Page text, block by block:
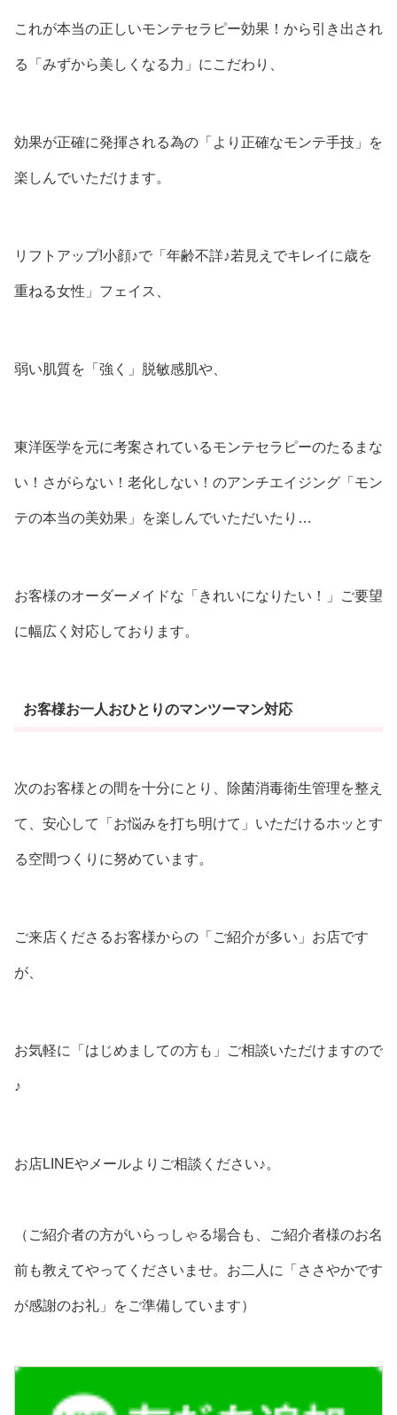
これが本当の正しいモンテセラピー効果！から引き出され
る「みずから美しくなる力」にこだわり、
効果が正確に発揮される為の「より正確なモンテ手技」を
楽しんでいただけます。
リフトアップ!小顔♪で「年齢不詳♪若見えでキレイに歳を
重ねる女性」フェイス、
弱い肌質を「強く」脱敏感肌や、
東洋医学を元に考案されているモンテセラピーのたるまな
い！さがらない！老化しない！のアンチエイジング「モン
テの本当の美効果」を楽しんでいただいたり…
お客様のオーダーメイドな「きれいになりたい！」ご要望
に幅広く対応しております。
お客様お一人おひとりのマンツーマン対応
次のお客様との間を十分にとり、除菌消毒衛生管理を整え
て、安心して「お悩みを打ち明けて」いただけるホッとす
る空間つくりに努めています。
ご来店くださるお客様からの「ご紹介が多い」お店です
が、
お気軽に「はじめましての方も」ご相談いただけますので
♪
お店LINEやメールよりご相談ください♪。
（ご紹介者の方がいらっしゃる場合も、ご紹介者様のお名
前も教えてやってくださいませ。お二人に「ささやかです
が感謝のお礼」をご準備しています）